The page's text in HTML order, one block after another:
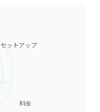
セットアップ
料金